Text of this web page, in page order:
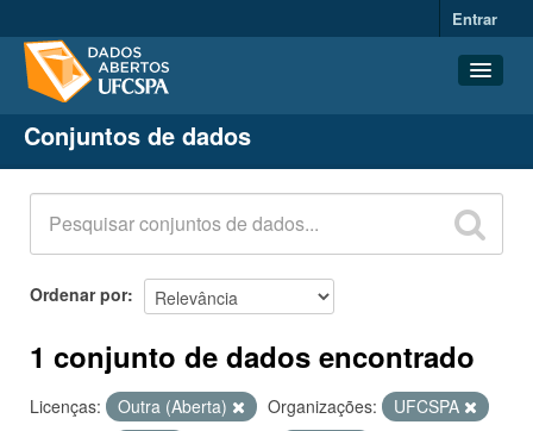
Entrar
Conjuntos de dados
Organizações
Grupos
Sobre
Conjuntos de dados
Ordenar por
1 conjunto de dados encontrado
Licenças: Outra (Aberta) Organizações:
UFCSPA